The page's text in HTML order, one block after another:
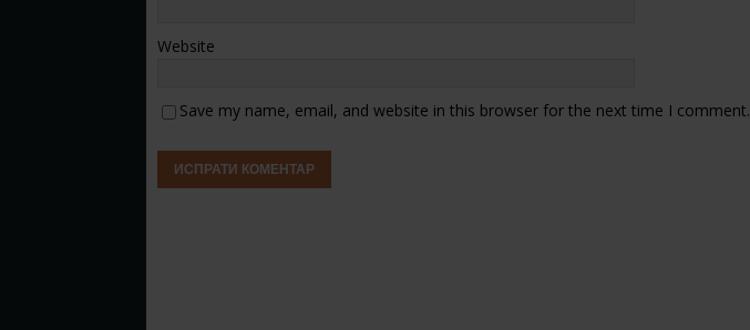
Website
Save my name, email, and website in this browser for the next time I comment.